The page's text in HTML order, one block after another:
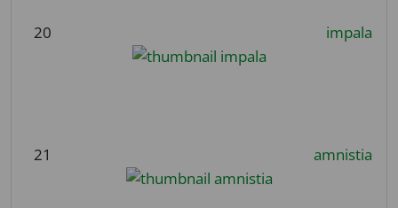
20 impala
21 amnistia